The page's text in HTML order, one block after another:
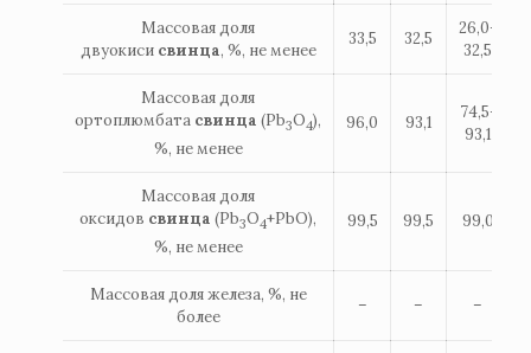
Массовая доля
двуокиси свинца, %, не менее
33,5 32,5
26,0-
32,5
Массовая доля
ортоплюмбата свинца (Pb3O4),
%, не менее
96,0 93,1
74,5-
93,1
Массовая доля
оксидов свинца (Pb3O4+PbO),
%, не менее
99,5 99,5 99,0
Массовая доля железа, %, не
более
– – –